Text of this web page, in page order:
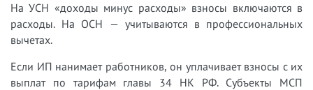
На УСН «доходы минус расходы» взносы включаются в
расходы. На ОСН — учитываются в профессиональных
вычетах.
Если ИП нанимает работников, он уплачивает взносы с их
выплат по тарифам главы 34 НК РФ. Субъекты МСП